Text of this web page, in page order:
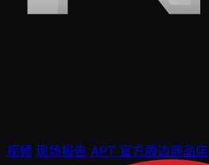
视频 现场报告 APT 官方周边商品店